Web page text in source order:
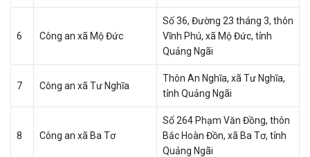
6 Công an xã Mộ Đức
Số 36, Đường 23 tháng 3, thôn
Vĩnh Phú, xã Mộ Đức, tỉnh
Quảng Ngãi
7 Công an xã Tư Nghĩa
Thôn An Nghĩa, xã Tư Nghĩa,
tỉnh Quảng Ngãi
8 Công an xã Ba Tơ
Số 264 Phạm Văn Đồng, thôn
Bắc Hoàn Đồn, xã Ba Tơ, tỉnh
Quảng Ngãi